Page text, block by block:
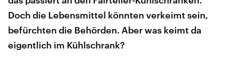
Doch die Lebensmittel könnten verkeimt sein,
befürchten die Behörden. Aber was keimt da
eigentlich im Kühlschrank?